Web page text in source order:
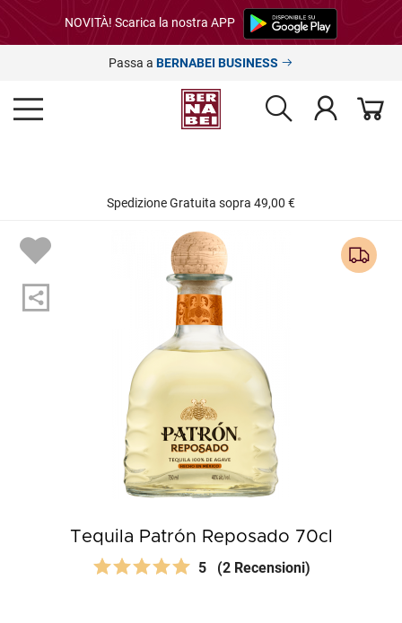
NOVITÀ! Scarica la nostra APP
Passa a BERNABEI BUSINESS
Spedizione Gratuita sopra 49,00 €
Tequila Patrón Reposado 70cl
5 (2 Recensioni)